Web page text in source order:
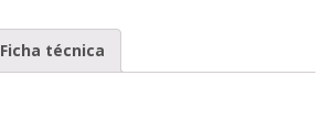
Ficha técnica